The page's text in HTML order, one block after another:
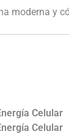
moderna y
Celular
Celular